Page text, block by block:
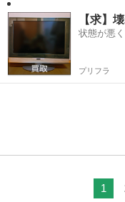
【求】
状態が悪
プリフラ
1